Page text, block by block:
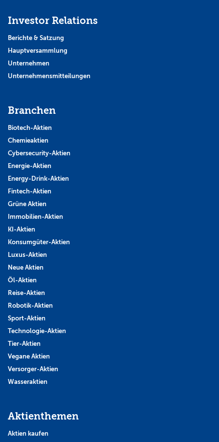
Investor Relations
Berichte & Satzung
Hauptversammlung
Unternehmen
Unternehmensmitteilungen
Branchen
Biotech-Aktien
Chemieaktien
Cybersecurity-Aktien
Energie-Aktien
Energy-Drink-Aktien
Fintech-Aktien
Grüne Aktien
Immobilien-Aktien
KI-Aktien
Konsumgüter-Aktien
Luxus-Aktien
Neue Aktien
Öl-Aktien
Reise-Aktien
Robotik-Aktien
Sport-Aktien
Technologie-Aktien
Tier-Aktien
Vegane Aktien
Versorger-Aktien
Wasseraktien
Aktienthemen
Aktien kaufen